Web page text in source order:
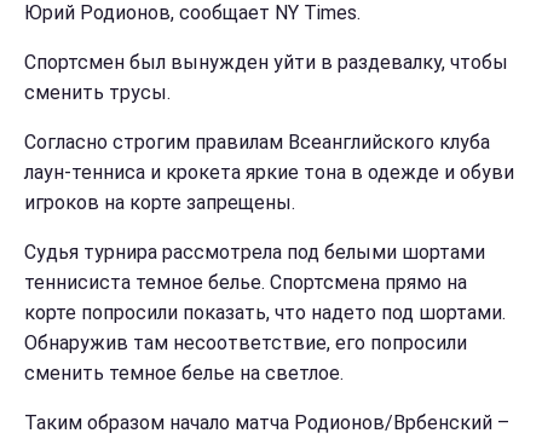
Юрий Родионов, сообщает NY Times.
Спортсмен был вынужден уйти в раздевалку, чтобы
сменить трусы.
Согласно строгим правилам Всеанглийского клуба
лаун-тенниса и крокета яркие тона в одежде и обуви
игроков на корте запрещены.
Судья турнира рассмотрела под белыми шортами
теннисиста темное белье. Спортсмена прямо на
корте попросили показать, что надето под шортами.
Обнаружив там несоответствие, его попросили
сменить темное белье на светлое.
Таким образом начало матча Родионов/Врбенский –